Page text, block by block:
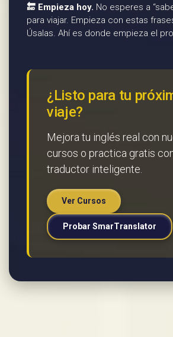
🔚 Empieza hoy. No esperes a
para viajar. Empieza con estas
Úsalas. Ahí es donde empieza el
¿Listo para tu
viaje?
Mejora tu inglés real con
cursos o practica gratis
traductor inteligente.
Ver Cursos
Probar SmarTranslator